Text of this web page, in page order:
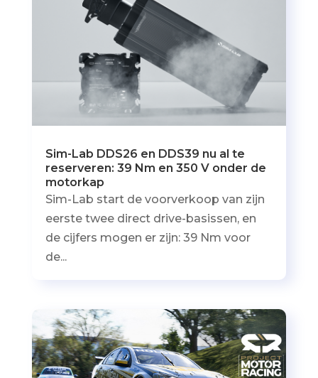
Sim-Lab DDS26 en DDS39 nu al te
reserveren: 39 Nm en 350 V onder de
motorkap
Sim-Lab start de voorverkoop van zijn
eerste twee direct drive-basissen, en
de cijfers mogen er zijn: 39 Nm voor
de...